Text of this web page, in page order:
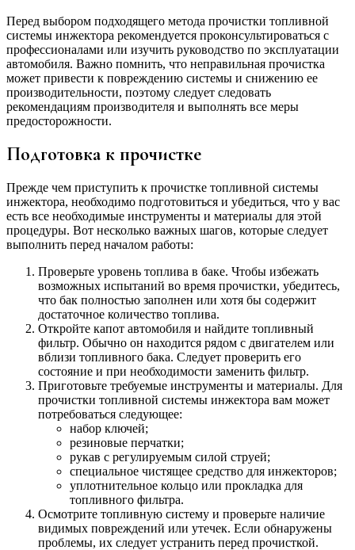
Перед выбором подходящего метода прочистки топливной
системы инжектора рекомендуется проконсультироваться с
профессионалами или изучить руководство по эксплуатации
автомобиля. Важно помнить, что неправильная прочистка
может привести к повреждению системы и снижению ее
производительности, поэтому следует следовать
рекомендациям производителя и выполнять все меры
предосторожности.
Подготовка к прочистке
Прежде чем приступить к прочистке топливной системы
инжектора, необходимо подготовиться и убедиться, что у вас
есть все необходимые инструменты и материалы для этой
процедуры. Вот несколько важных шагов, которые следует
выполнить перед началом работы:
Проверьте уровень топлива в баке. Чтобы избежать
возможных испытаний во время прочистки, убедитесь,
что бак полностью заполнен или хотя бы содержит
достаточное количество топлива.
Откройте капот автомобиля и найдите топливный
фильтр. Обычно он находится рядом с двигателем или
вблизи топливного бака. Следует проверить его
состояние и при необходимости заменить фильтр.
Приготовьте требуемые инструменты и материалы. Для
прочистки топливной системы инжектора вам может
потребоваться следующее:
набор ключей;
резиновые перчатки;
рукав с регулируемым силой струей;
специальное чистящее средство для инжекторов;
уплотнительное кольцо или прокладка для
топливного фильтра.
Осмотрите топливную систему и проверьте наличие
видимых повреждений или утечек. Если обнаружены
проблемы, их следует устранить перед прочисткой.